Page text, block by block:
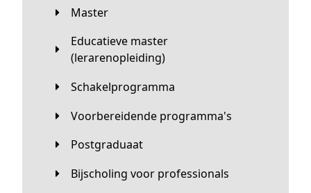
Master
Educatieve master
(lerarenopleiding)
Schakelprogramma
Voorbereidende programma's
Postgraduaat
Bijscholing voor professionals